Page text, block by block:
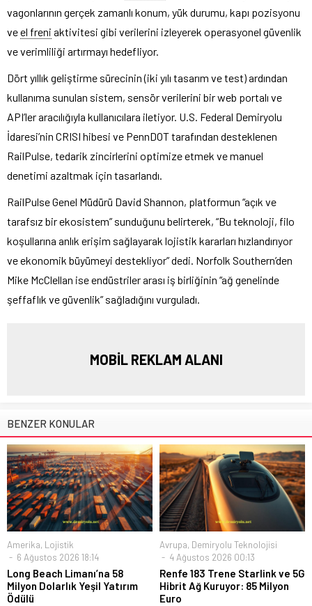
vagonlarının gerçek zamanlı konum, yük durumu, kapı pozisyonu
veel freni aktivitesi gibi verilerini izleyerek operasyonel güvenlik
ve verimliliği artırmayı hedefliyor.
Dört yıllık geliştirme sürecinin (iki yılı tasarım ve test) ardından
kullanıma sunulan sistem, sensör verilerini bir web portalı ve
API’ler aracılığıyla kullanıcılara iletiyor. U.S. Federal Demiryolu
İdaresi’nin CRISI hibesi ve PennDOT tarafından desteklenen
RailPulse, tedarik zincirlerini optimize etmek ve manuel
denetimi azaltmak için tasarlandı.
RailPulse Genel Müdürü David Shannon, platformun “açık ve
tarafsız bir ekosistem” sunduğunu belirterek, “Bu teknoloji, filo
koşullarına anlık erişim sağlayarak lojistik kararları hızlandırıyor
ve ekonomik büyümeyi destekliyor” dedi. Norfolk Southern’den
Mike McClellan ise endüstriler arası iş birliğinin “ağ genelinde
şeffaflık ve güvenlik” sağladığını vurguladı.
MOBİL REKLAM ALANI
BENZER KONULAR
Amerika, Lojistik
6 Ağustos 2026 18:14
Long Beach Limanı’na 58
Milyon Dolarlık Yeşil Yatırım
Ödülü
Avrupa, Demiryolu Teknolojisi
4 Ağustos 2026 00:13
Renfe 183 Trene Starlink ve 5G
Hibrit Ağ Kuruyor: 85 Milyon
Euro